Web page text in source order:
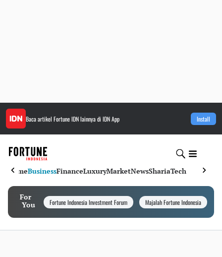
Baca artikel Fortune IDNlainnya di IDN App Install
HomeBusinessFinanceLuxuryMarketNewsShariaTech
For
You
Fortune Indonesia Investment Forum Majalah Fortune Indonesia